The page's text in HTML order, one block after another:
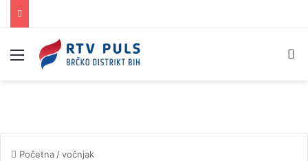
Izbornik
Početna /vočnjak